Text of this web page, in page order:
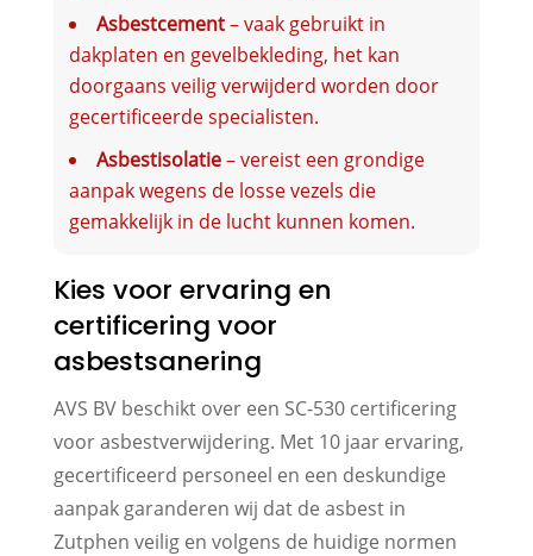
Asbestcement– vaak gebruikt in
dakplaten en gevelbekleding, het kan
doorgaans veilig verwijderd worden door
gecertificeerde specialisten.
Asbestisolatie– vereist een grondige
aanpak wegens de losse vezels die
gemakkelijk in de lucht kunnen komen.
Kies voor ervaring en
certificering voor
asbestsanering
AVS BV beschikt over een SC-530 certificering
voor asbestverwijdering. Met 10 jaar ervaring,
gecertificeerd personeel en een deskundige
aanpak garanderen wij dat de asbest in
Zutphen veilig en volgens de huidige normen